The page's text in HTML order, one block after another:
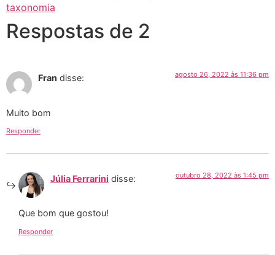
taxonomia
Respostas de 2
Fran disse: agosto 26, 2022 às 11:36 pm
Muito bom
Responder
Júlia Ferrarini disse: outubro 28, 2022 às 1:45 pm
Que bom que gostou!
Responder